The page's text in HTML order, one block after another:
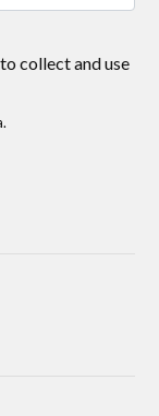
collect and use